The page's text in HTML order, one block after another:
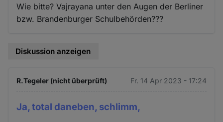
Wie bitte? Vajrayana unter den Augen der Berliner
bzw. Brandenburger Schulbehörden???
Diskussion anzeigen
R.Tegeler (nicht überprüft) Fr. 14 Apr 2023 - 17:24
Ja, total daneben, schlimm,